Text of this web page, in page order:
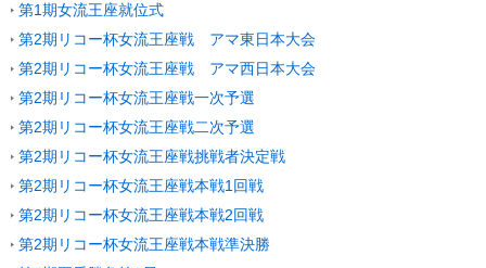
第1期女流王座就位式
第2期リコー杯女流王座戦 アマ東日本大会
第2期リコー杯女流王座戦 アマ西日本大会
第2期リコー杯女流王座戦一次予選
第2期リコー杯女流王座戦二次予選
第2期リコー杯女流王座戦挑戦者決定戦
第2期リコー杯女流王座戦本戦1回戦
第2期リコー杯女流王座戦本戦2回戦
第2期リコー杯女流王座戦本戦準決勝